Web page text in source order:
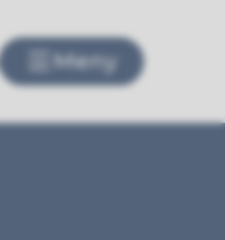
Meny